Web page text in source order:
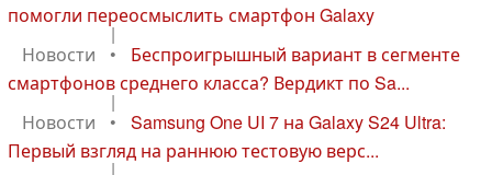
помогли переосмыслить смартфон Galaxy
|
Новости
•
Беспроигрышный вариант в сегменте
смартфонов среднего класса? Вердикт по Sa...
|
Новости
•
Samsung One UI 7 на Galaxy S24 Ultra:
Первый взгляд на раннюю тестовую верс...
|